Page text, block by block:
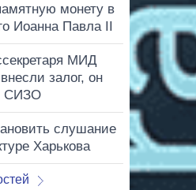
монету в
Иоанна Павла II
МИД
залог, он
СИЗО
слушание
Харькова